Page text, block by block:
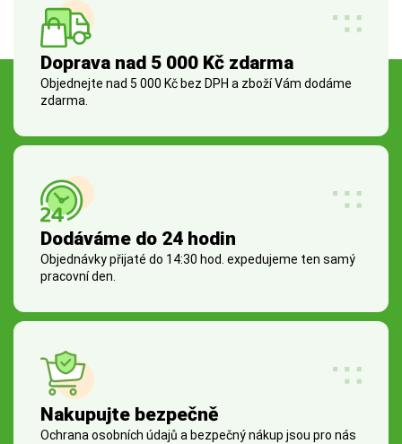
Doprava nad 5 000 Kč zdarma
Objednejte nad 5 000 Kč bez DPH a zboží Vám dodáme
zdarma.
Dodáváme do 24 hodin
Objednávky přijaté do 14:30 hod. expedujeme ten samý
pracovní den.
Nakupujte bezpečně
Ochrana osobních údajů a bezpečný nákup jsou pro nás